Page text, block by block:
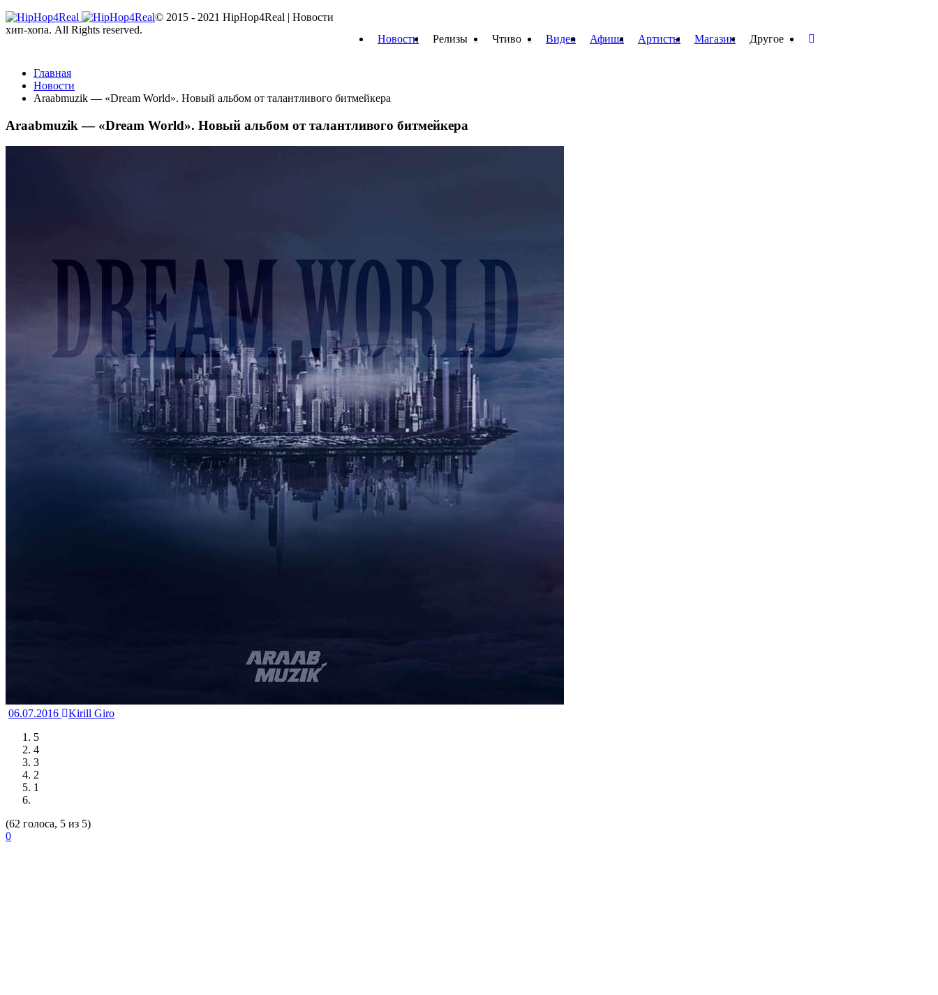
Новости Релизы Чтиво Видео Афиша Артисты Магазин Другое
Главная
Новости
Araabmuzik — «Dream World». Новый альбом от талантливого битмейкера
Araabmuzik — «Dream World». Новый альбом от талантливого битмейкера
06.07.2016
Kirill Giro
5
4
3
2
1
(62 голоса, 5 из 5)
0
© 2015 - 2021 HipHop4Real | Новости
хип-хопа. All Rights reserved.